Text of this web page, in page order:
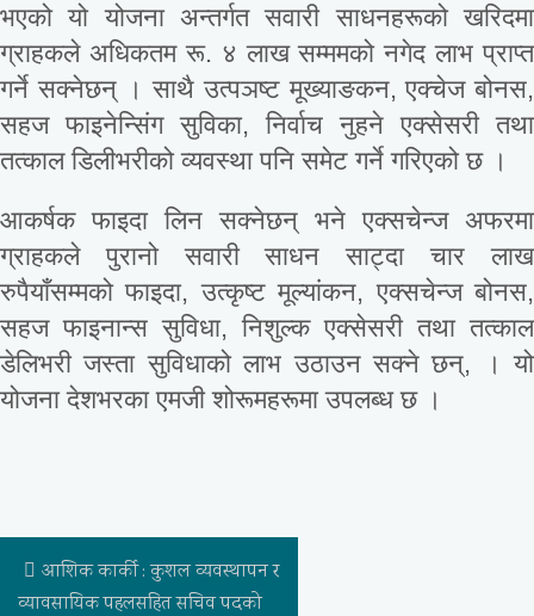
भएको यो योजना अन्तर्गत सवारी साधनहरूको खरिदमा
ग्राहकले अधिकतम रू. ४ लाख सम्ममको नगेद लाभ प्राप्त
गर्ने सक्नेछन् । साथै उत्पञष्ट मूख्याङकन, एक्चेज बोनस,
सहज फाइनेन्सिंग सुविका, निर्वाच नुहने एक्सेसरी तथा
तत्काल डिलीभरीको व्यवस्था पनि समेट गर्ने गरिएको छ ।
आकर्षक फाइदा लिन सक्नेछन् भने एक्सचेन्ज अफरमा
ग्राहकले पुरानो सवारी साधन साट्दा चार लाख
रुपैयाँसम्मको फाइदा, उत्कृष्ट मूल्यांकन, एक्सचेन्ज बोनस,
सहज फाइनान्स सुविधा, निशुल्क एक्सेसरी तथा तत्काल
डेलिभरी जस्ता सुविधाको लाभ उठाउन सक्ने छन्, । यो
योजना देशभरका एमजी शोरूमहरूमा उपलब्ध छ ।
आशिक कार्की : कुशल व्यवस्थापन र
व्यावसायिक पहलसहित सचिव पदको